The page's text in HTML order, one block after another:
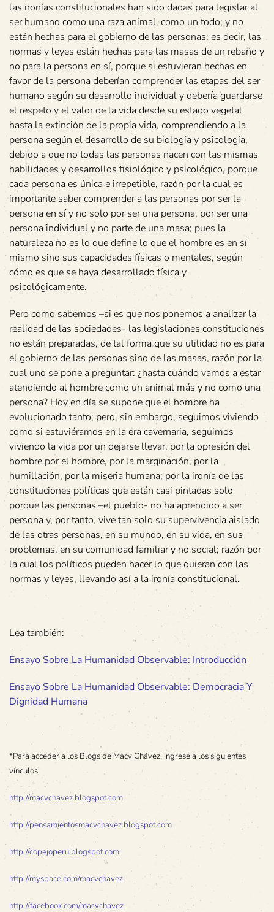
las ironías constitucionales han sido dadas para legislar al
ser humano como una raza animal, como un todo; y no
están hechas para el gobierno de las personas; es decir, las
normas y leyes están hechas para las masas de un rebaño y
no para la persona en sí, porque si estuvieran hechas en
favor de la persona deberían comprender las etapas del ser
humano según su desarrollo individual y debería guardarse
el respeto y el valor de la vida desde su estado vegetal
hasta la extinción de la propia vida, comprendiendo a la
persona según el desarrollo de su biología y psicología,
debido a que no todas las personas nacen con las mismas
habilidades y desarrollos fisiológico y psicológico, porque
cada persona es única e irrepetible, razón por la cual es
importante saber comprender a las personas por ser la
persona en sí y no solo por ser una persona, por ser una
persona individual y no parte de una masa; pues la
naturaleza no es lo que define lo que el hombre es en sí
mismo sino sus capacidades físicas o mentales, según
cómo es que se haya desarrollado física y
psicológicamente.
Pero como sabemos –si es que nos ponemos a analizar la
realidad de las sociedades- las legislaciones constituciones
no están preparadas, de tal forma que su utilidad no es para
el gobierno de las personas sino de las masas, razón por la
cual uno se pone a preguntar: ¿hasta cuándo vamos a estar
atendiendo al hombre como un animal más y no como una
persona? Hoy en día se supone que el hombre ha
evolucionado tanto; pero, sin embargo, seguimos viviendo
como si estuviéramos en la era cavernaria, seguimos
viviendo la vida por un dejarse llevar, por la opresión del
hombre por el hombre, por la marginación, por la
humillación, por la miseria humana; por la ironía de las
constituciones políticas que están casi pintadas solo
porque las personas –el pueblo- no ha aprendido a ser
persona y, por tanto, vive tan solo su supervivencia aislado
de las otras personas, en su mundo, en su vida, en sus
problemas, en su comunidad familiar y no social; razón por
la cual los políticos pueden hacer lo que quieran con las
normas y leyes, llevando así a la ironía constitucional.
Lea también:
Ensayo Sobre La Humanidad Observable: Introducción
Ensayo Sobre La Humanidad Observable: Democracia Y
Dignidad Humana
*Para acceder a los Blogs de Macv Chávez, ingrese a los siguientes
vínculos:
http://macvchavez.blogspot.com
http://pensamientosmacvchavez.blogspot.com
http://copejoperu.blogspot.com
http://myspace.com/macvchavez
http://facebook.com/macvchavez